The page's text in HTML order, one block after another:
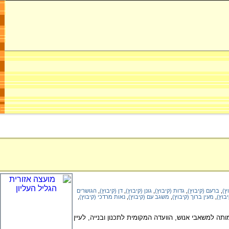
ברעם (קיבוץ) גדות (קיבוץ) גונן (קיבוץ) דן (קיבוץ) הגושרים
מעין ברוך (קיבוץ) משגב עם (קיבוץ) נאות מרדכי (קיבוץ)
על העמותה למשאבי אנוש, הוועדה המקומית לתכנון ובנייה, לעיין